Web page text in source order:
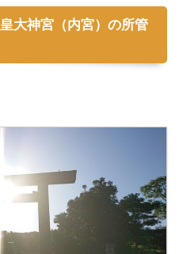
皇大神宮（内宮） の所管